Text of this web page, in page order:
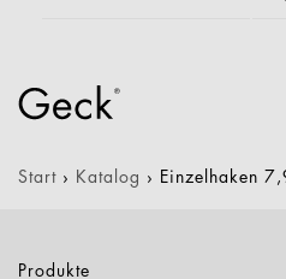
Start › Katalog › Einzelhaken
Produkte